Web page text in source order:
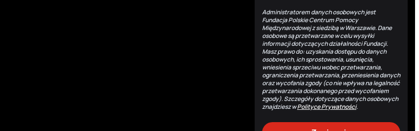
Administratorem danych osobowych jest
Fundacja Polskie Centrum Pomocy
Międzynarodowej z siedzibą w Warszawie. Dane
osobowe są przetwarzane w celu wysyłki
informacji dotyczących działalności Fundacji.
Masz prawo do: uzyskania dostępu do danych
osobowych, ich sprostowania, usunięcia,
wniesienia sprzeciwu wobec przetwarzania,
ograniczenia przetwarzania, przeniesienia danych
oraz wycofania zgody (co nie wpływa na legalność
przetwarzania dokonanego przed wycofaniem
zgody). Szczegóły dotyczące danych osobowych
znajdziesz wPolityce Prywatności.